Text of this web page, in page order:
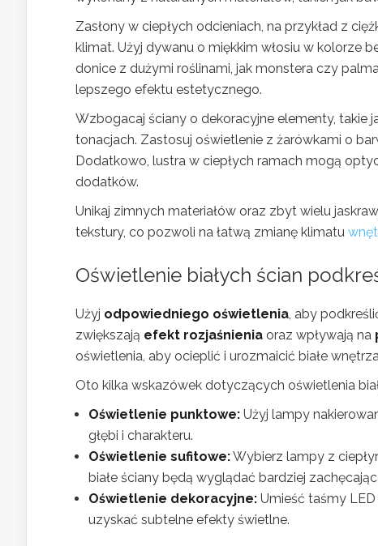
Zasłony w ciepłych odcieniach, na przykład z
klimat. Użyj dywanu o miękkim włosiu w kolorze
donice z dużymi roślinami, jak monstera czy
lepszego efektu estetycznego.
Wzbogacaj ściany o dekoracyjne elementy, takie
tonacjach. Zastosuj oświetlenie z żarówkami o
Dodatkowo, lustra w ciepłych ramach mogą
dodatków.
Unikaj zimnych materiałów oraz zbyt wielu
tekstury, co pozwoli na łatwą zmianę klimatu
Oświetlenie białych ścian
Użyj odpowiedniego oświetlenia , aby
zwiększają efekt rozjaśnienia oraz wpływają na
oświetlenia, aby ocieplić i urozmaicić białe
Oto kilka wskazówek dotyczących oświetlenia
Oświetlenie punktowe: Użyj lampy
głębi i charakteru.
Oświetlenie sufitowe:Wybierz lampy z
białe ściany będą wyglądać bardziej
Oświetlenie dekoracyjne: Umieść taśmy
uzyskać subtelne efekty świetlne.